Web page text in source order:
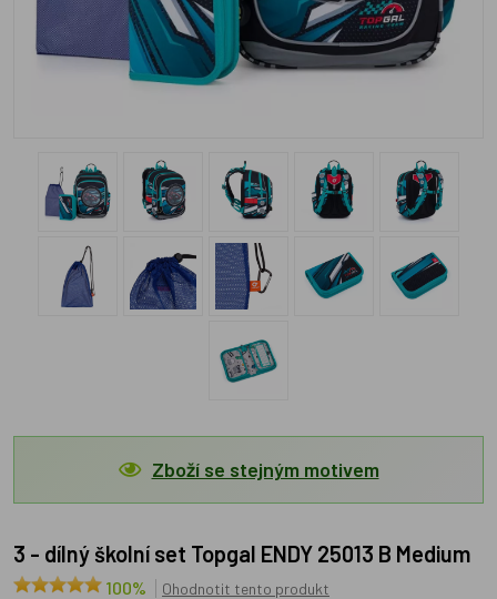
Zboží se stejným motivem
3 - dílný školní set Topgal ENDY 25013 B Medium
100% Ohodnotit tento produkt